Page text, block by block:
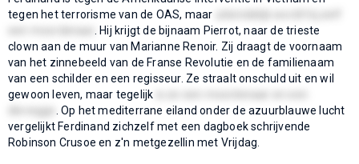
tegen het terrorisme van de OAS, maar
. Hij krijgt de bijnaam Pierrot, naar de trieste
clown aan de muur van Marianne Renoir. Zij draagt de voornaam
van het zinnebeeld van de Franse Revolutie en de familienaam
van een schilder en een regisseur. Ze straalt onschuld uit en wil
gewoon leven, maar tegelijk
. Op het mediterrane eiland onder de azuurblauwe lucht
vergelijkt Ferdinand zichzelf met een dagboek schrijvende
Robinson Crusoe en z'n metgezellin met Vrijdag.